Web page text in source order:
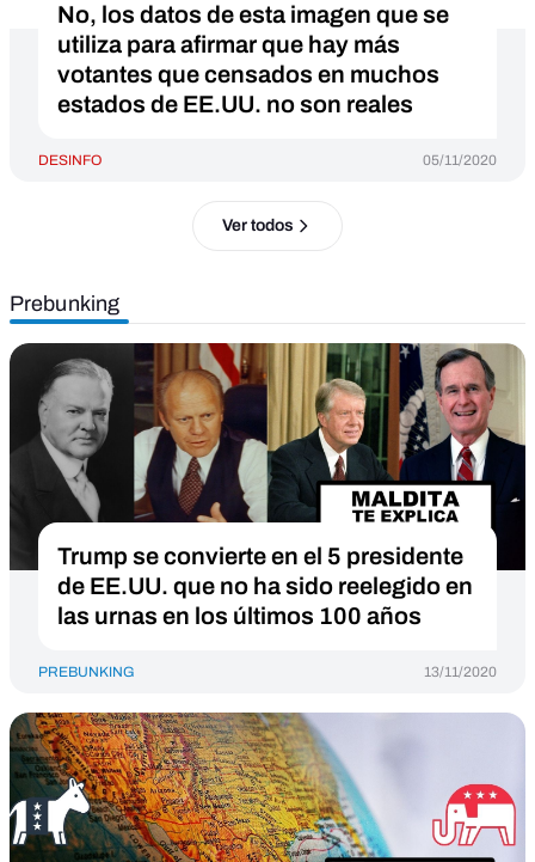
No, los datos de esta imagen que se
utiliza para afirmar que hay más
votantes que censados en muchos
estados de EE.UU. no son reales
DESINFO 05/11/2020
Ver todos
Prebunking
Trump se convierte en el 5 presidente
de EE.UU. que no ha sido reelegido en
las urnas en los últimos 100 años
PREBUNKING 13/11/2020